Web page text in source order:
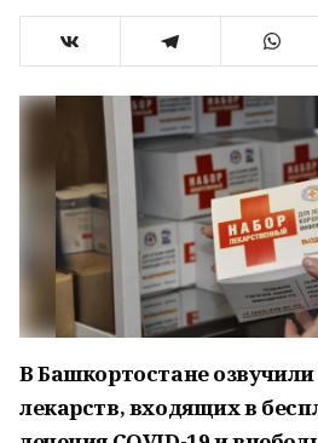
В Башкортостане озвучили
лекарств, входящих в